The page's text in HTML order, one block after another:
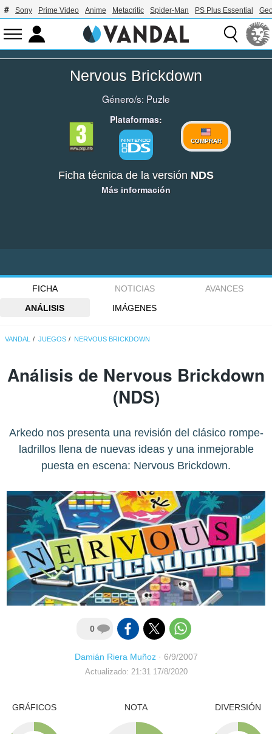
Sony Prime Video Anime Metacritic Spider-Man PS Plus Essential
Nervous Brickdown
Género/s: Puzle
Plataformas:
COMPRAR
Ficha técnica de la versión NDS
Más información
FICHA NOTICIAS
AVANCES
ANÁLISIS
IMÁGENES
VANDAL JUEGOS NERVOUS BRICKDOWN
Análisis de Nervous Brickdown
(NDS)
Arkedo nos presenta una revisión del clásico rompe-
ladrillos llena de nuevas ideas y una inmejorable
puesta en escena: Nervous Brickdown.
0
Damián Riera Muñoz· 6/9/2007
Actualizado: 21:31 17/8/2020
GRÁFICOS NOTA DIVERSIÓN